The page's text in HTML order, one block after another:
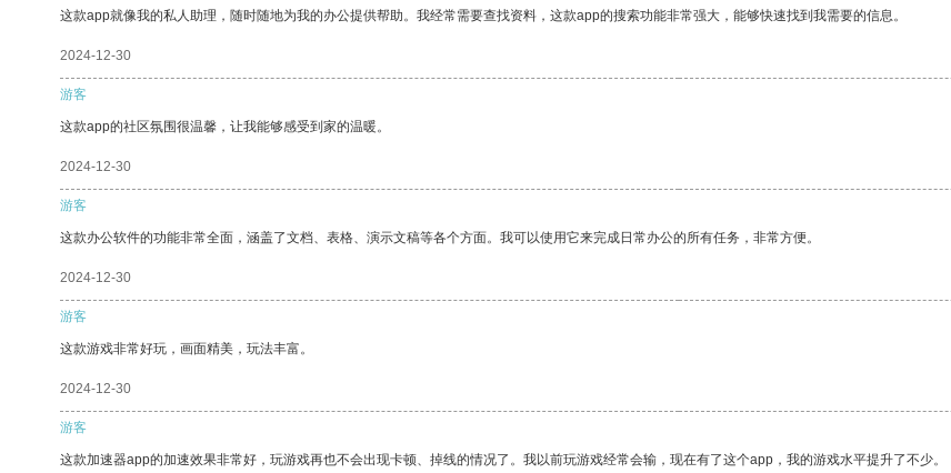
这款app就像我的私人助理，随时随地为我的办公提供帮助。我经常需要查找资料，这款app的搜索功能非常强大，能够快速找到我需要的信息。
2024-12-30
游客
这款app的社区氛围很温馨，让我能够感受到家的温暖。
2024-12-30
游客
这款办公软件的功能非常全面，涵盖了文档、表格、演示文稿等各个方面。我可以使用它来完成日常办公的所有任务，非常方便。
2024-12-30
游客
这款游戏非常好玩，画面精美，玩法丰富。
2024-12-30
游客
这款加速器app的加速效果非常好，玩游戏再也不会出现卡顿、掉线的情况了。我以前玩游戏经常会输，现在有了这个app，我的游戏水平提升了不少。